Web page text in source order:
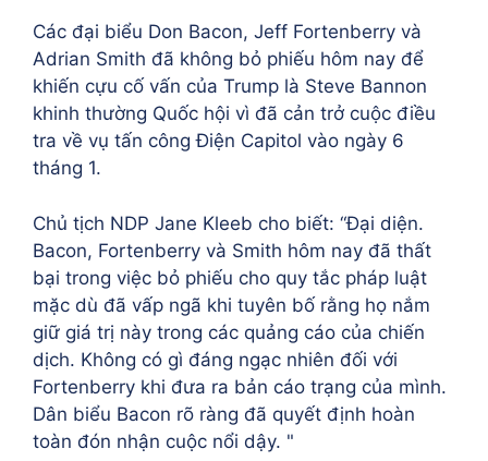
Các đại biểu Don Bacon, Jeff Fortenberry và
Adrian Smith đã không bỏ phiếu hôm nay để
khiến cựu cố vấn của Trump là Steve Bannon
khinh thường Quốc hội vì đã cản trở cuộc điều
tra về vụ tấn công Điện Capitol vào ngày 6
tháng 1.
Chủ tịch NDP Jane Kleeb cho biết: “Đại diện.
Bacon, Fortenberry và Smith hôm nay đã thất
bại trong việc bỏ phiếu cho quy tắc pháp luật
mặc dù đã vấp ngã khi tuyên bố rằng họ nắm
giữ giá trị này trong các quảng cáo của chiến
dịch. Không có gì đáng ngạc nhiên đối với
Fortenberry khi đưa ra bản cáo trạng của mình.
Dân biểu Bacon rõ ràng đã quyết định hoàn
toàn đón nhận cuộc nổi dậy. "